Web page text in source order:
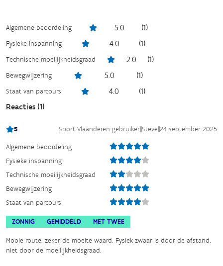
Algemene beoordeling 5.0 (1)
Fysieke inspanning 4.0 (1)
Technische moeilijkheidsgraad 2.0 (1)
Bewegwijzering 5.0 (1)
Staat van parcours 4.0 (1)
Reacties (1)
5 Sport Vlaanderen gebruiker||Steve||24 september 2025
Algemene beoordeling
Fysieke inspanning
Technische moeilijkheidsgraad
Bewegwijzering
Staat van parcours
ZONNIG GEMIDDELD MET TWEE
Mooie route, zeker de moeite waard. Fysiek zwaar is door de afstand,
niet door de moeilijkheidsgraad.